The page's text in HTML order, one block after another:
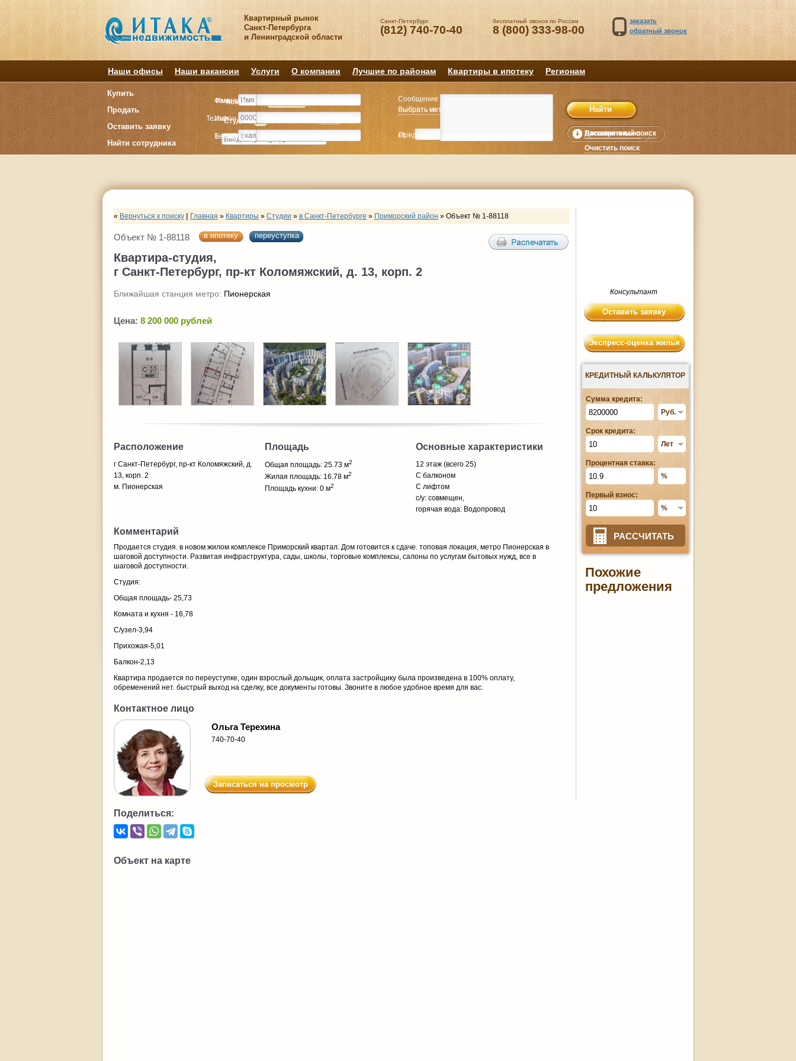
Квартирный рынок
Санкт-Петербурга
и Ленинградской области
Санкт-Петербург
(812) 740-70-40
бесплатный звонок по России
8 (800) 333-98-00
заказать
обратный звонок
Наши офисы Наши вакансии Услуги О компании Лучшие по районам Квартиры в ипотеку Регионам
Купить
Продать
Оставить заявку
Найти сотрудника
Комнату
Студия Комнат
Выбрать метро
от
Расширенный поиск
Очистить поиск
Комнату
Студия Комнат
Выбрать метро
Предпочитаемая цена Дополнительно
Имя
Телефон
E-mail
Сообщение
Фамилия
Имя
Телефон
« Вернуться к поиску Главная » Квартиры » Студии » в Санкт-Петербурге » Приморский район » Объект № 1-88118
Объект № 1-88118 в ипотеку переуступка
Квартира-студия,
г Санкт-Петербург, пр-кт Коломяжский, д. 13, корп. 2
Ближайшая станция метро: Пионерская
Цена: 8 200 000 рублей
Расположение
г Санкт-Петербург, пр-кт Коломяжский, д.
13, корп. 2
м. Пионерская
Площадь
Общая площадь: 25.73 м2
Жилая площадь: 16.78 м2
Площадь кухни: 0 м2
Основные характеристики
12 этаж (всего 25)
С балконом
С лифтом
с/у: совмещен,
горячая вода: Водопровод
Комментарий
Продается студия. в новом жилом комплексе Приморский квартал. Дом готовится к сдаче. топовая локация, метро Пионерская в
шаговой доступности. Развитая инфраструктура, сады, школы, торговые комплексы, салоны по услугам бытовых нужд, все в
шаговой доступности.
Студия:
Общая площадь- 25,73
Комната и кухня - 16,78
С/узел-3,94
Прихожая-5,01
Балкон-2,13
Квартира продается по переуступке, один взрослый дольщик, оплата застройщику была произведена в 100% оплату,
обременений нет. быстрый выход на сделку, все документы готовы. Звоните в любое удобное время для вас.
Контактное лицо
Ольга Терехина
740-70-40
Записаться на просмотр
Поделиться:
Объект на карте
Консультант
Оставить заявку
Экспресс-оценка жилья
КРЕДИТНЫЙ КАЛЬКУЛЯТОР
Сумма кредита:
Срок кредита:
Процентная ставка:
Первый взнос:
РАССЧИТАТЬ
Похожие
предложения